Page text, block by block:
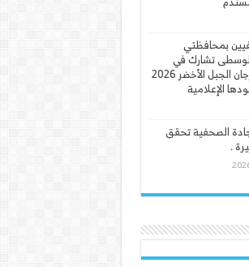
بمحافظتي
تشارك في
افتتاح مهرجان الجبل الأخضر 2026
الإعلامية
الصحفية تحقق
.